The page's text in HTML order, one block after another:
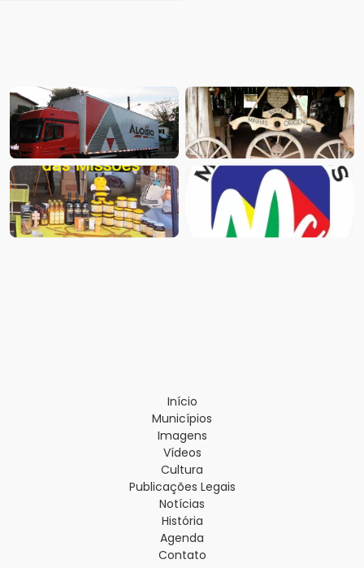
Início
Municípios
Imagens
Vídeos
Cultura
Publicações Legais
Notícias
História
Agenda
Contato